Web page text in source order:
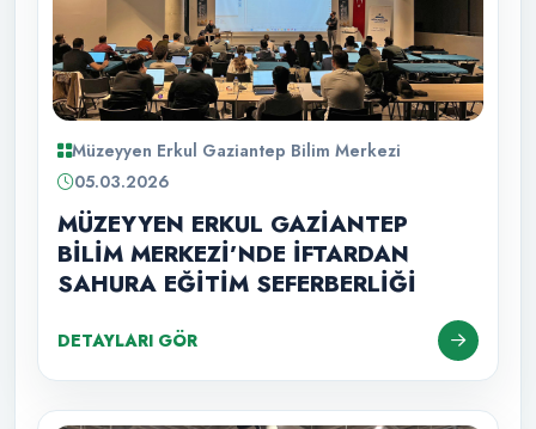
Müzeyyen Erkul Gaziantep Bilim Merkezi
05.03.2026
MÜZEYYEN ERKUL GAZİANTEP
BİLİM MERKEZİ’NDE İFTARDAN
SAHURA EĞİTİM SEFERBERLİĞİ
DETAYLARI GÖR